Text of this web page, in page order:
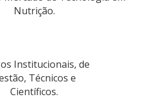
Nutrição.
Institucionais, de
Técnicos e
Científicos.